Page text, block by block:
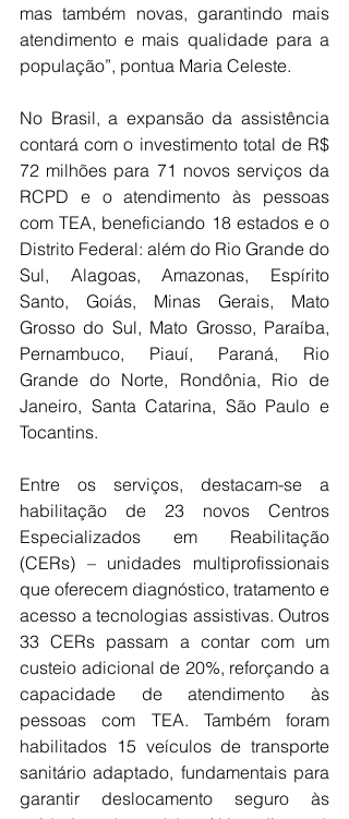
mas também novas, garantindo mais
atendimento e mais qualidade para a
população”, pontua Maria Celeste.
No Brasil, a expansão da assistência
contará com o investimento total de R$
72 milhões para 71 novos serviços da
RCPD e o atendimento às pessoas
com TEA, beneficiando 18 estados e o
Distrito Federal: além do Rio Grande do
Sul, Alagoas, Amazonas, Espírito
Santo, Goiás, Minas Gerais, Mato
Grosso do Sul, Mato Grosso, Paraíba,
Pernambuco, Piauí, Paraná, Rio
Grande do Norte, Rondônia, Rio de
Janeiro, Santa Catarina, São Paulo e
Tocantins.
Entre os serviços, destacam-se a
habilitação de 23 novos Centros
Especializados em Reabilitação
(CERs) – unidades multiprofissionais
que oferecem diagnóstico, tratamento e
acesso a tecnologias assistivas. Outros
33 CERs passam a contar com um
custeio adicional de 20%, reforçando a
capacidade de atendimento às
pessoas com TEA. Também foram
habilitados 15 veículos de transporte
sanitário adaptado, fundamentais para
garantir deslocamento seguro às